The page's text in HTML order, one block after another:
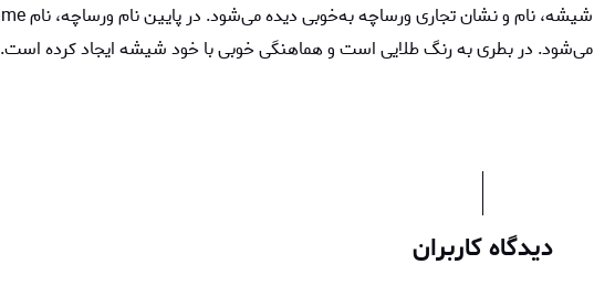
می‌شود. در بطری به رنگ طلایی است و هماهنگی خوبی با خود شیشه ایجاد کرده است.
دیدگاه کاربران